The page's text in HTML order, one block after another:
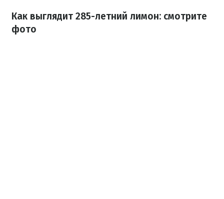
Как выглядит 285-летний лимон: смотрите
фото